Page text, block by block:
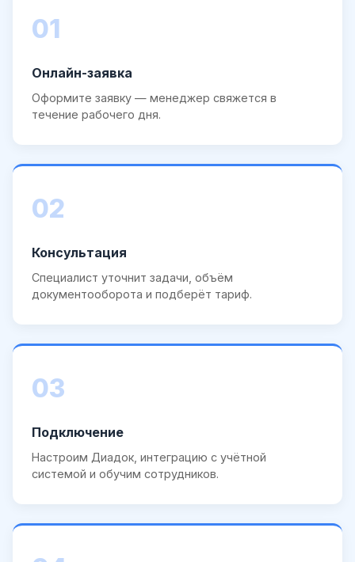
01
Онлайн-заявка
Оформите заявку — менеджер свяжется в
течение рабочего дня.
02
Консультация
Специалист уточнит задачи, объём
документооборота и подберёт тариф.
03
Подключение
Настроим Диадок, интеграцию с учётной
системой и обучим сотрудников.